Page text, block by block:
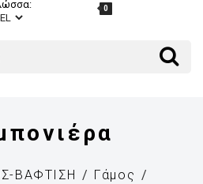
0
Search
ΒΑΦΤΙΣΗ
Γάμος